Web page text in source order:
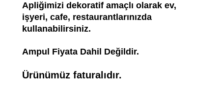
Apliğimizi dekoratif amaçlı olarak ev,
işyeri, cafe, restaurantlarınızda
kullanabilirsiniz.
Ampul Fiyata Dahil Değildir.
Ürünümüz faturalıdır.